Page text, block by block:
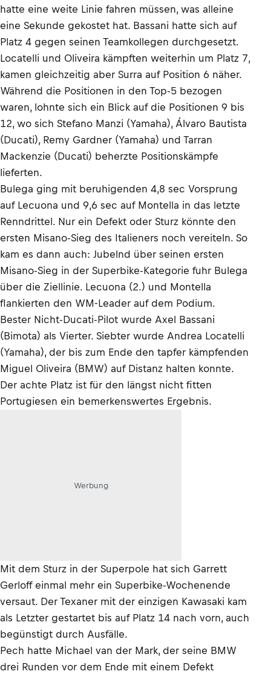
hatte eine weite Linie fahren müssen, was alleine
eine Sekunde gekostet hat. Bassani hatte sich auf
Platz 4 gegen seinen Teamkollegen durchgesetzt.
Locatelli und Oliveira kämpften weiterhin um Platz 7,
kamen gleichzeitig aber Surra auf Position 6 näher.
Während die Positionen in den Top-5 bezogen
waren, lohnte sich ein Blick auf die Positionen 9 bis
12, wo sich Stefano Manzi (Yamaha), Álvaro Bautista
(Ducati), Remy Gardner (Yamaha) und Tarran
Mackenzie (Ducati) beherzte Positionskämpfe
lieferten.
Bulega ging mit beruhigenden 4,8 sec Vorsprung
auf Lecuona und 9,6 sec auf Montella in das letzte
Renndrittel. Nur ein Defekt oder Sturz könnte den
ersten Misano-Sieg des Italieners noch vereiteln. So
kam es dann auch: Jubelnd über seinen ersten
Misano-Sieg in der Superbike-Kategorie fuhr Bulega
über die Ziellinie. Lecuona (2.) und Montella
flankierten den WM-Leader auf dem Podium.
Bester Nicht-Ducati-Pilot wurde Axel Bassani
(Bimota) als Vierter. Siebter wurde Andrea Locatelli
(Yamaha), der bis zum Ende den tapfer kämpfenden
Miguel Oliveira (BMW) auf Distanz halten konnte.
Der achte Platz ist für den längst nicht fitten
Portugiesen ein bemerkenswertes Ergebnis.
Werbung
Mit dem Sturz in der Superpole hat sich Garrett
Gerloff einmal mehr ein Superbike-Wochenende
versaut. Der Texaner mit der einzigen Kawasaki kam
als Letzter gestartet bis auf Platz 14 nach vorn, auch
begünstigt durch Ausfälle.
Pech hatte Michael van der Mark, der seine BMW
drei Runden vor dem Ende mit einem Defekt